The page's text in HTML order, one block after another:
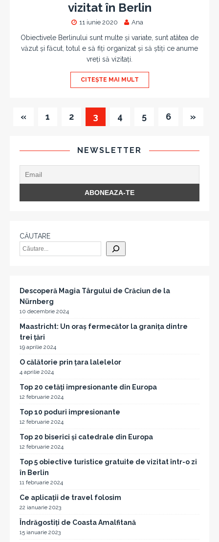
vizitat în Berlin
11 iunie 2020 Ana
Obiectivele Berlinului sunt multe și variate, sunt atâtea de
văzut și făcut, totul e să fiți organizat și să știți ce anume
vreți să vizitați.
CITEȘTE MAI MULT
« 1 2 3 4 5 6 »
NEWSLETTER
CĂUTARE
Descoperă Magia Târgului de Crăciun de la
Nürnberg
10 decembrie 2024
Maastricht: Un oraș fermecător la granița dintre
trei țări
19 aprilie 2024
O călătorie prin țara lalelelor
4 aprilie 2024
Top 20 cetăți impresionante din Europa
12 februarie 2024
Top 10 poduri impresionante
12 februarie 2024
Top 20 biserici și catedrale din Europa
12 februarie 2024
Top 5 obiective turistice gratuite de vizitat într-o zi
în Berlin
11 februarie 2024
Ce aplicații de travel folosim
22 ianuarie 2023
Îndrăgostiți de Coasta Amalfitană
15 ianuarie 2023